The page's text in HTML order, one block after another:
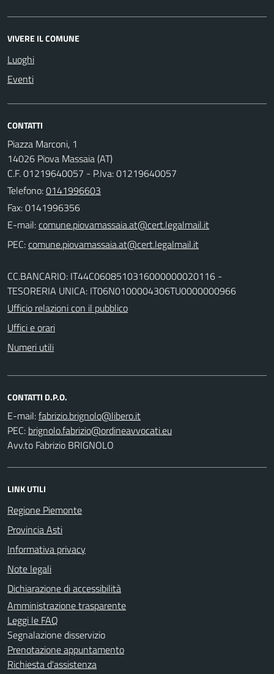
VIVERE IL COMUNE
Luoghi
Eventi
CONTATTI
Piazza Marconi, 1
14026 Piova Massaia (AT)
C.F. 01219640057 - P.Iva: 01219640057
Telefono:0141996603
Fax: 0141996356
E-mail:
PEC:
CC.BANCARIO: IT44C0608510316000000020116 -
TESORERIA UNICA: IT06N0100004306TU0000000966
Ufficio relazioni con il pubblico
Uffici e orari
Numeri utili
CONTATTI D.P.O.
E-mail:
PEC:
Avv.to Fabrizio BRIGNOLO
LINK UTILI
Regione Piemonte
Provincia Asti
Informativa privacy
Note legali
Dichiarazione di accessibilità
Amministrazione trasparente
Leggi le FAQ
Segnalazione disservizio
Prenotazione appuntamento
Richiesta d'assistenza